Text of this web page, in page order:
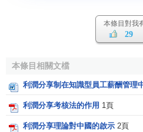
擴大再生產投資
關係。而工資和獎金是定額和超
勞動力價值的影響
3、 勞動分紅一般不與雇員的
個人工資收入基數有關，它對勞
利潤分享制的分紅比例
本條目對我
29
本條目相關文檔
利潤分享制在知識型員工薪酬管理
利潤分享考核法的作用 1頁
利潤分享理論對中國的啟示 2頁